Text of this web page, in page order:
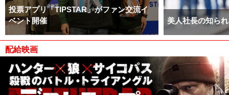
投票アプリ「TIPSTAR」がファン交流イ
ベント開催
美人社長の知ら
配給映画